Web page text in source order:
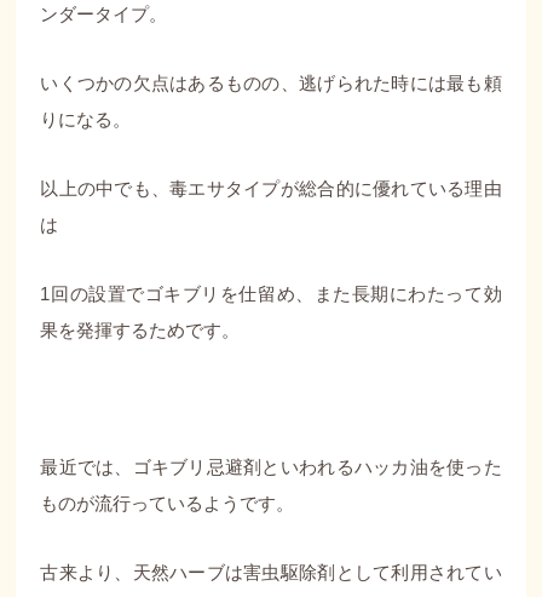
ンダータイプ。
いくつかの欠点はあるものの、逃げられた時には最も頼
りになる。
以上の中でも、毒エサタイプが総合的に優れている理由
は
1回の設置でゴキブリを仕留め、また長期にわたって効
果を発揮するためです。
最近では、ゴキブリ忌避剤といわれるハッカ油を使った
ものが流行っているようです。
古来より、天然ハーブは害虫駆除剤として利用されてい